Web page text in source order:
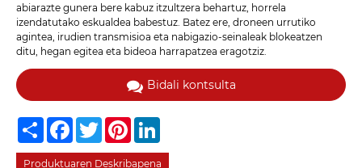
abiarazte gunera bere kabuz itzultzera behartuz, horrela
izendatutako eskualdea babestuz. Batez ere, droneen urrutiko
agintea, irudien transmisioa eta nabigazio-seinaleak blokeatzen
ditu, hegan egitea eta bideoa harrapatzea eragotziz.
Bidali kontsulta
Share FacebookTwitterPinterest
Produktuaren Deskribapena